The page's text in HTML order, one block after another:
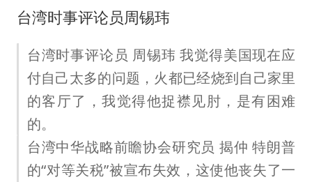
台湾时事评论员周锡玮
台湾时事评论员 周锡玮 我觉得美国现在应
付自己太多的问题，火都已经烧到自己家里
的客厅了，我觉得他捉襟见肘，是有困难
的。
台湾中华战略前瞻协会研究员 揭仲 特朗普
的“对等关税”被宣布失效，这使他丧失了一